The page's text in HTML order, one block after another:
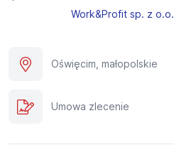
Work&Profit sp. z o.o.
Oświęcim, małopolskie
Umowa zlecenie